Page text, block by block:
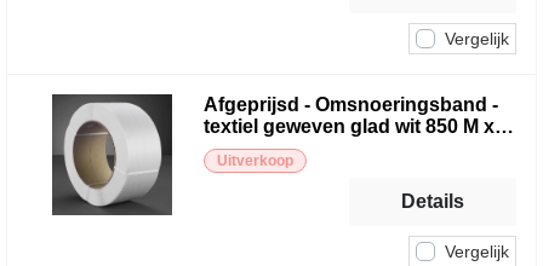
Vergelijk
Afgeprijsd - Omsnoeringsband -
textiel geweven glad wit 850 M x
16 mm
Uitverkoop
Vergelijk
Details